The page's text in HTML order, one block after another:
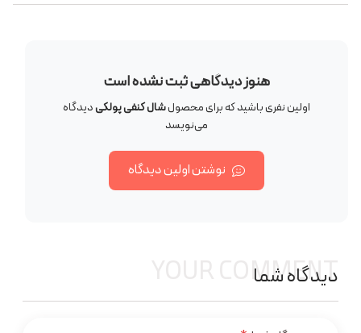
هنوز دیدگاهی ثبت نشده است
اولین نفری باشید که برای محصولشال کنفی پولکیدیدگاه
می‌نویسد
نوشتن اولین دیدگاه
دیدگاه شما
YOUR COMMENT